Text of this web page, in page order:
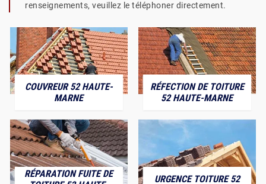
renseignements, veuillez le téléphoner directement.
COUVREUR 52 HAUTE-
MARNE
RÉFECTION DE TOITURE
52 HAUTE-MARNE
RÉPARATION FUITE DE
URGENCE TOITURE 52